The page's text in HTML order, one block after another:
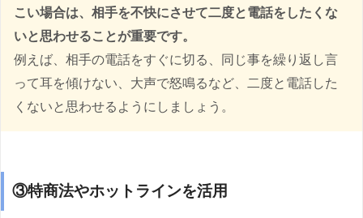
こい場合は、相手を不快にさせて二度と電話をしたくな
いと思わせることが重要です。
例えば、相手の電話をすぐに切る、同じ事を繰り返し言
って耳を傾けない、大声で怒鳴るなど、二度と電話した
くないと思わせるようにしましょう。
③特商法やホットラインを活用